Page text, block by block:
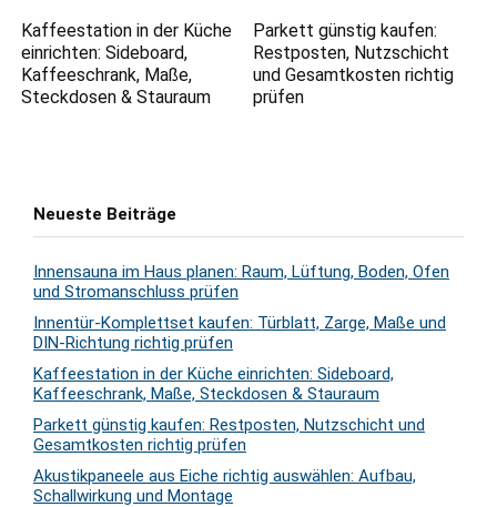
Kaffeestation in der Küche
einrichten: Sideboard,
Kaffeeschrank, Maße,
Steckdosen & Stauraum
Parkett günstig kaufen:
Restposten, Nutzschicht
und Gesamtkosten richtig
prüfen
Neueste Beiträge
Innensauna im Haus planen: Raum, Lüftung, Boden, Ofen
und Stromanschluss prüfen
Innentür-Komplettset kaufen: Türblatt, Zarge, Maße und
DIN-Richtung richtig prüfen
Kaffeestation in der Küche einrichten: Sideboard,
Kaffeeschrank, Maße, Steckdosen & Stauraum
Parkett günstig kaufen: Restposten, Nutzschicht und
Gesamtkosten richtig prüfen
Akustikpaneele aus Eiche richtig auswählen: Aufbau,
Schallwirkung und Montage